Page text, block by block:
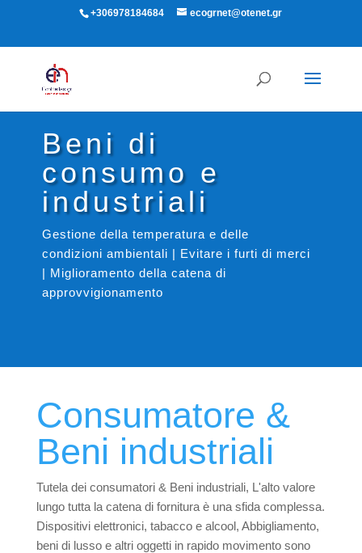
+306978184684 ecogrnet@otenet.gr
Beni di
consumo e
industriali
Gestione della temperatura e delle
condizioni ambientali | Evitare i furti di merci
| Miglioramento della catena di
approvvigionamento
Consumatore &
Beni industriali
Tutela dei consumatori & Beni industriali, L'alto valore
lungo tutta la catena di fornitura è una sfida complessa.
Dispositivi elettronici, tabacco e alcool, Abbigliamento,
beni di lusso e altri oggetti in rapido movimento sono